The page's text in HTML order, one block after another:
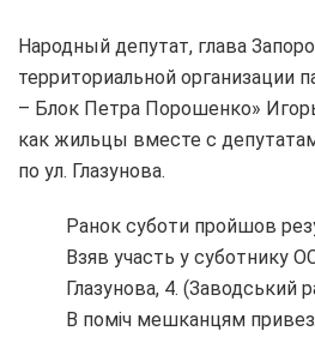
Народный депутат, глава
территориальной организации
– Блок Петра Порошенко»
как жильцы вместе с
по ул. Глазунова.
Ранок суботи пройшов
Взяв участь у суботнику
Глазунова, 4. (Заводський
В поміч мешканцям